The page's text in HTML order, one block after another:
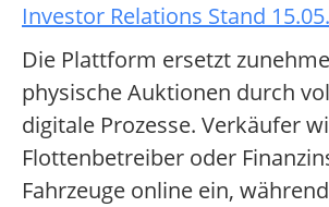
Investor Relations Stand
Die Plattform ersetzt
physische Auktionen durch
digitale Prozesse. Verkäufer
Flottenbetreiber oder
Fahrzeuge online ein,